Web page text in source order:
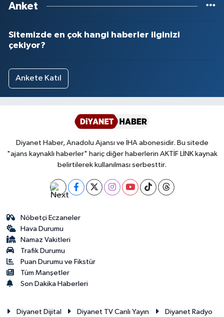
Anket
Sitemizde en çok hangi haberler ilginizi
çekiyor?
Ankete Katıl
Diyanet Haber, Anadolu Ajansı ve İHA abonesidir. Bu sitede
"ajans kaynaklı haberler" hariç diğer haberlerin AKTİF LİNK kaynak
belirtilerek kullanılması serbesttir.
Nöbetçi Eczaneler
Hava Durumu
Namaz Vakitleri
Trafik Durumu
Puan Durumu ve Fikstür
Tüm Manşetler
Son Dakika Haberleri
Diyanet Dijital Diyanet TV Canlı Yayın Diyanet Radyo